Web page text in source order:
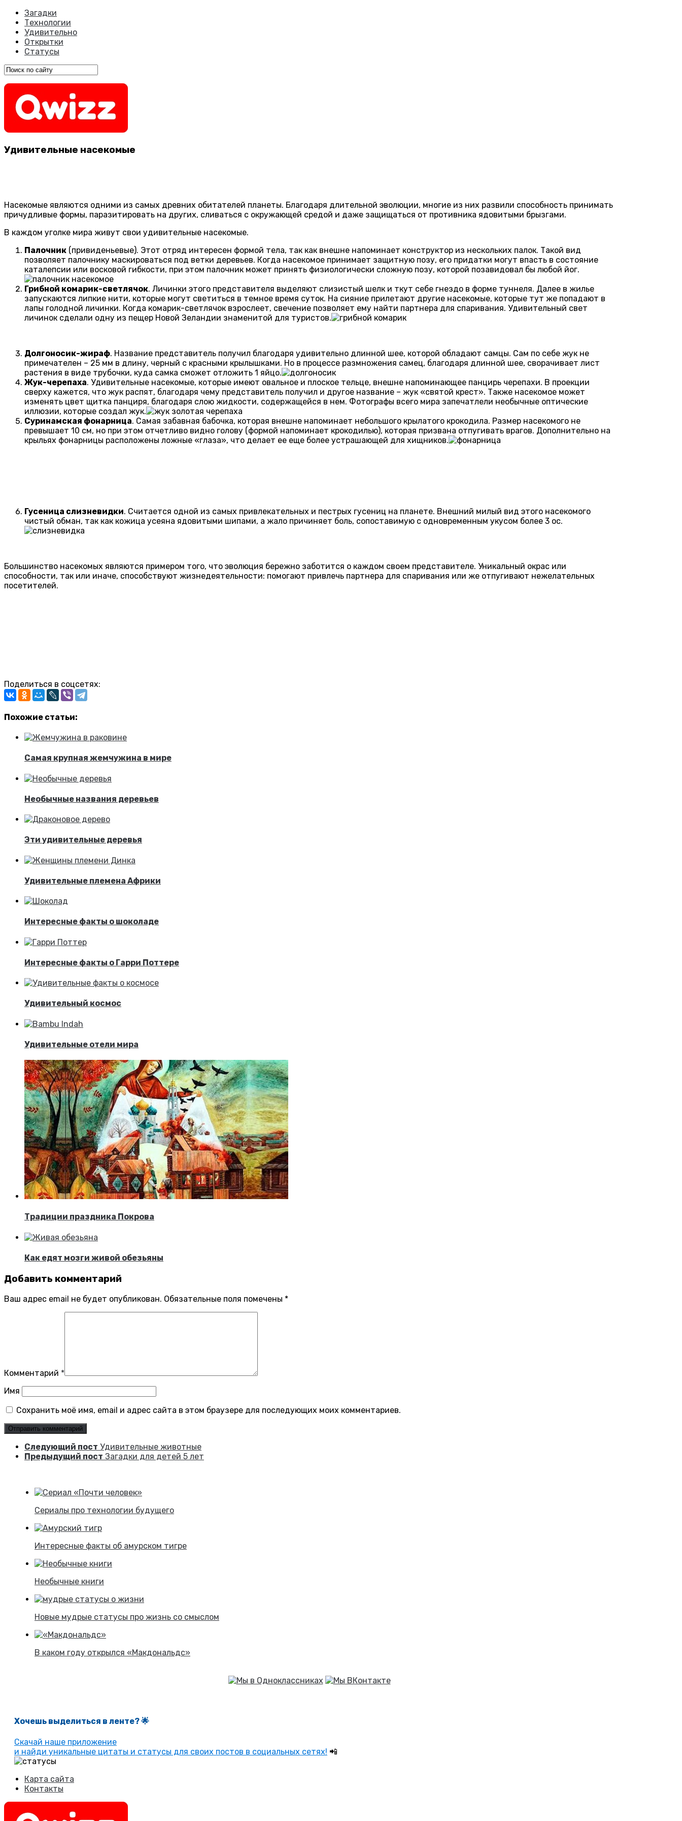
Загадки
Технологии
Удивительно
Открытки
Статусы
Удивительные насекомые
Насекомые являются одними из самых древних обитателей планеты. Благодаря длительной эволюции, многие из них развили способность принимать
причудливые формы, паразитировать на других, сливаться с окружающей средой и даже защищаться от противника ядовитыми брызгами.
В каждом уголке мира живут свои удивительные насекомые.
Палочник (привиденьевые). Этот отряд интересен формой тела, так как внешне напоминает конструктор из нескольких палок. Такой вид
позволяет палочнику маскироваться под ветки деревьев. Когда насекомое принимает защитную позу, его придатки могут впасть в состояние
каталепсии или восковой гибкости, при этом палочник может принять физиологически сложную позу, которой позавидовал бы любой йог.
Грибной комарик-светлячок. Личинки этого представителя выделяют слизистый шелк и ткут себе гнездо в форме туннеля. Далее в жилье
запускаются липкие нити, которые могут светиться в темное время суток. На сияние прилетают другие насекомые, которые тут же попадают в
лапы голодной личинки. Когда комарик-светлячок взрослеет, свечение позволяет ему найти партнера для спаривания. Удивительный свет
личинок сделали одну из пещер Новой Зеландии знаменитой для туристов.
Долгоносик-жираф. Название представитель получил благодаря удивительно длинной шее, которой обладают самцы. Сам по себе жук не
примечателен – 25 мм в длину, черный с красными крылышками. Но в процессе размножения самец, благодаря длинной шее, сворачивает лист
растения в виде трубочки, куда самка сможет отложить 1 яйцо.
Жук-черепаха. Удивительные насекомые, которые имеют овальное и плоское тельце, внешне напоминающее панцирь черепахи. В проекции
сверху кажется, что жук распят, благодаря чему представитель получил и другое название – жук «святой крест». Также насекомое может
изменять цвет щитка панциря, благодаря слою жидкости, содержащейся в нем. Фотографы всего мира запечатлели необычные оптические
иллюзии, которые создал жук.
Суринамская фонарница. Самая забавная бабочка, которая внешне напоминает небольшого крылатого крокодила. Размер насекомого не
превышает 10 см, но при этом отчетливо видно голову (формой напоминает крокодилью), которая призвана отпугивать врагов. Дополнительно на
крыльях фонарницы расположены ложные «глаза», что делает ее еще более устрашающей для хищников.
Гусеница слизневидки. Считается одной из самых привлекательных и пестрых гусениц на планете. Внешний милый вид этого насекомого
чистый обман, так как кожица усеяна ядовитыми шипами, а жало причиняет боль, сопоставимую с одновременным укусом более 3 ос.
Большинство насекомых являются примером того, что эволюция бережно заботится о каждом своем представителе. Уникальный окрас или
способности, так или иначе, способствуют жизнедеятельности: помогают привлечь партнера для спаривания или же отпугивают нежелательных
посетителей.
Поделиться в соцсетях:
Похожие статьи:
Самая крупная жемчужина в мире
Необычные названия деревьев
Эти удивительные деревья
Удивительные племена Африки
Интересные факты о шоколаде
Интересные факты о Гарри Поттере
Удивительный космос
Удивительные отели мира
Традиции праздника Покрова
Как едят мозги живой обезьяны
Добавить комментарий
Ваш адрес email не будет опубликован. Обязательные поля помечены *
Комментарий *
Имя
Сохранить моё имя, email и адрес сайта в этом браузере для последующих моих комментариев.
Следующий пост Удивительные животные
Предыдущий пост Загадки для детей 5 лет
Сериалы про технологии будущего
Интересные факты об амурском тигре
Необычные книги
Новые мудрые статусы про жизнь со смыслом
В каком году открылся «Макдональдс»
Хочешь выделиться в ленте? 🌟
Скачай наше приложение
и найди уникальные цитаты и статусы для своих постов в социальных сетях! 📲
Карта сайта
Контакты